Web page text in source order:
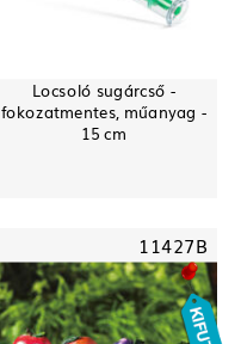
Locsoló sugárcső -
fokozatmentes, műanyag -
15 cm
11427B